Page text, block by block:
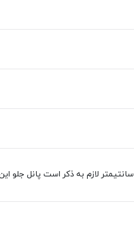
داراي پانل منحصر به فرد منحني داراي پيچ هايي با قابليت تنظيم ارتفاع از 0 تا حداكثر 10